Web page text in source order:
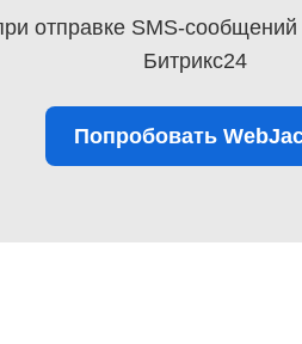
отправке SMS-сообщений
Битрикс24
Попробовать